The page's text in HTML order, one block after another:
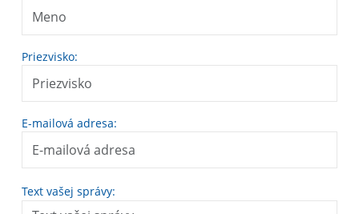
Priezvisko:
E-mailová adresa:
Text vašej správy: